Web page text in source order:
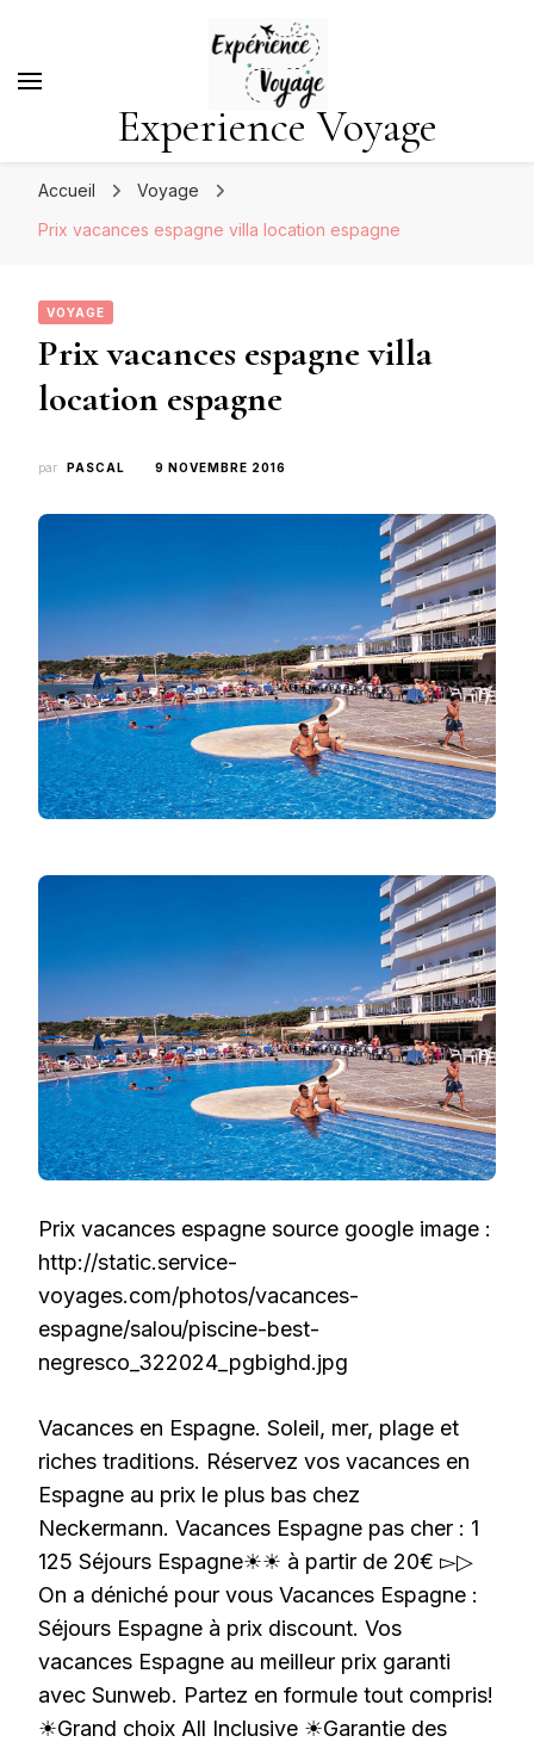
Experience Voyage
Accueil
Voyage
Prix vacances espagne villa location espagne
VOYAGE
Prix vacances espagne villa
location espagne
par PASCAL 9 NOVEMBRE 2016
Prix vacances espagne source google image :
http://static.service-
voyages.com/photos/vacances-
espagne/salou/piscine-best-
negresco_322024_pgbighd.jpg
Vacances en Espagne. Soleil, mer, plage et
riches traditions. Réservez vos vacances en
Espagne au prix le plus bas chez
Neckermann. Vacances Espagne pas cher : 1
125 Séjours Espagne☀☀ à partir de 20€ ▻▷
On a déniché pour vous Vacances Espagne :
Séjours Espagne à prix discount. Vos
vacances Espagne au meilleur prix garanti
avec Sunweb. Partez en formule tout compris!
☀Grand choix All Inclusive ☀Garantie des